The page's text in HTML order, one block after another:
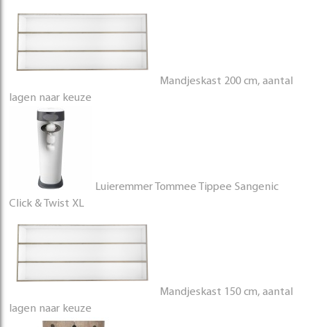
Mandjeskast 200 cm, aantal
lagen naar keuze
Luieremmer Tommee Tippee Sangenic
Click & Twist XL
Mandjeskast 150 cm, aantal
lagen naar keuze